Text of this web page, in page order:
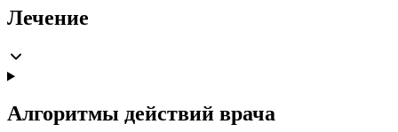
Лечение
Алгоритмы действий врача